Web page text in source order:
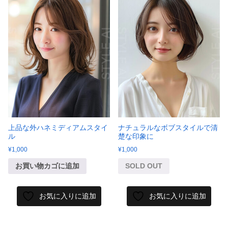
上品な外ハネミディアムスタイ
ル
¥1,000
お買い物カゴに追加
お気に入りに追加
ナチュラルなボブスタイルで清
楚な印象に
¥1,000
SOLD OUT
お気に入りに追加